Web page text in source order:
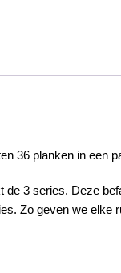
36 planken in een
3 series. Deze
Zo geven we elke